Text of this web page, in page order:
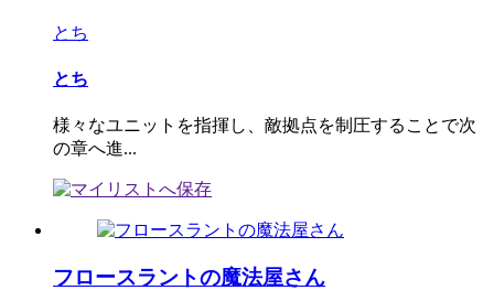
とち
とち
様々なユニットを指揮し、敵拠点を制圧することで次
の章へ進...
フロースラントの魔法屋さん